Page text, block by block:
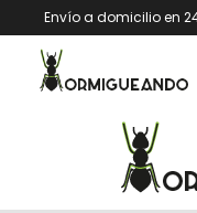
Envío a domicilio en